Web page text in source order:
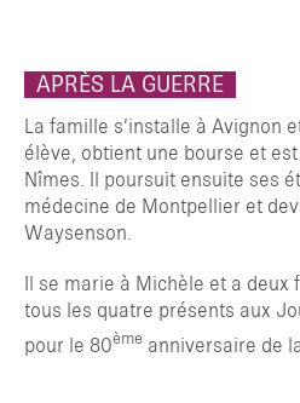
TAPER ENTRER POUR
APRÈS LA GUERRE
La famille s’installe à Avignon
élève, obtient une bourse et
Nîmes. Il poursuit ensuite ses
médecine de Montpellier et
Waysenson.
Il se marie à Michèle et a
tous les quatre présents aux
pour le 80ème anniversaire de